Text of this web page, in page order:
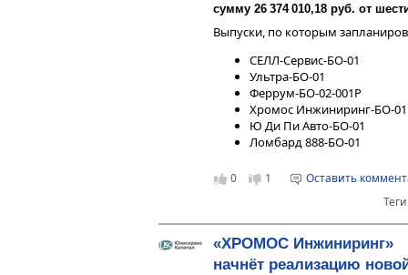
сумму 26 374 010,18 руб. от
Выпуски, по которым
СЕЛЛ-Сервис-БО-01
Ультра-БО-01
Феррум-БО-02-001P
Хромос Инжиниринг-БО-01
Ю Ди Пи Авто-БО-01
Ломбард 888-БО-01
0 1
Оставить
«ХРОМОС Инжиниринг»
начнёт реализацию